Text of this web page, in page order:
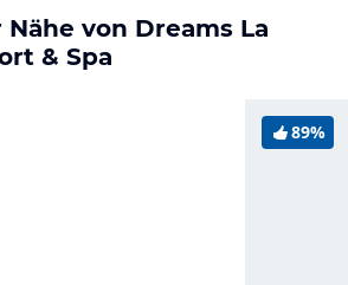
von Dreams La
& Spa
89%